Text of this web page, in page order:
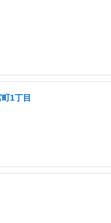
1丁目